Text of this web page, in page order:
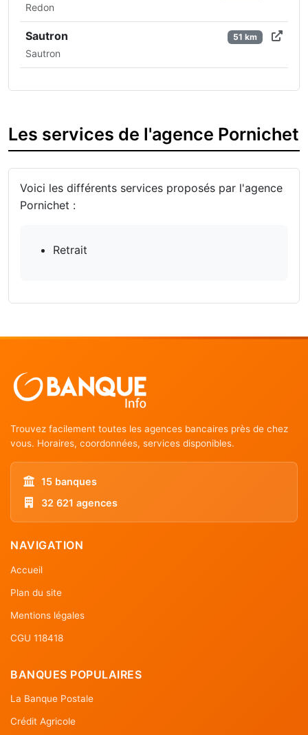
Redon
Sautron
Sautron
51 km
Les services de l'agence Pornichet
Voici les différents services proposés par l'agence
Pornichet :
Retrait
Trouvez facilement toutes les agences bancaires près de chez
vous. Horaires, coordonnées, services disponibles.
15 banques
32 621 agences
NAVIGATION
Accueil
Plan du site
Mentions légales
CGU 118418
BANQUES POPULAIRES
La Banque Postale
Crédit Agricole